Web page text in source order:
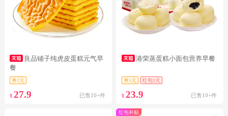
良品铺子纯虎皮蛋糕元气早
餐
券2元
¥ 27.9 已售10+件
港荣蒸蛋糕小面包营养早餐
券5元 红包1元
¥23.9 已售10+件
红包补贴